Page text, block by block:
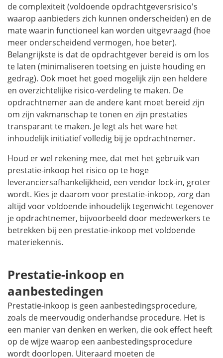
de complexiteit (voldoende opdrachtgeversrisico's
waarop aanbieders zich kunnen onderscheiden) en de
mate waarin functioneel kan worden uitgevraagd (hoe
meer onderscheidend vermogen, hoe beter).
Belangrijkste is dat de opdrachtgever bereid is om los
te laten (minimaliseren toetsing en juiste houding en
gedrag). Ook moet het goed mogelijk zijn een heldere
en overzichtelijke risico-verdeling te maken. De
opdrachtnemer aan de andere kant moet bereid zijn
om zijn vakmanschap te tonen en zijn prestaties
transparant te maken. Je legt als het ware het
inhoudelijk initiatief volledig bij je opdrachtnemer.
Houd er wel rekening mee, dat met het gebruik van
prestatie-inkoop het risico op te hoge
leveranciersafhankelijkheid, een vendor lock-in, groter
wordt. Kies je daarom voor prestatie-inkoop, zorg dan
altijd voor voldoende inhoudelijk tegenwicht tegenover
je opdrachtnemer, bijvoorbeeld door medewerkers te
betrekken bij een prestatie-inkoop met voldoende
materiekennis.
Prestatie-inkoop en
aanbestedingen
Prestatie-inkoop is geen aanbestedingsprocedure,
zoals de meervoudig onderhandse procedure. Het is
een manier van denken en werken, die ook effect heeft
op de wijze waarop een aanbestedingsprocedure
wordt doorlopen. Uiteraard moeten de